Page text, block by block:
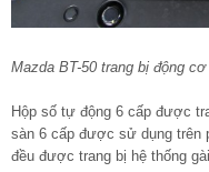
Mazda BT-50 trang bị động
Hộp số tự động 6 cấp được
sàn 6 cấp được sử dụng trên
đều được trang bị hệ thống